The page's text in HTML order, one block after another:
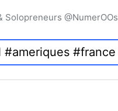
Solopreneurs @NumerOOs